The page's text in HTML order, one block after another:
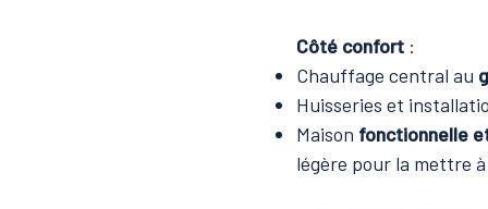
Côté confort :
Chauffage central au
Huisseries et
Maison fonctionnelle
légère pour la mettre